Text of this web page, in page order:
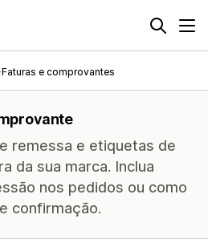
Faturas e comprovantes
remessa e etiquetas de
da sua marca. Inclua
nos pedidos ou como
confirmação.